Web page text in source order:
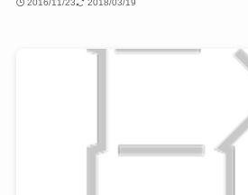
2016/11/23 2018/03/19